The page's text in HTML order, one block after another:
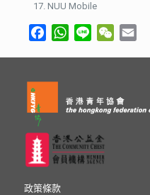
NUU Mobile
FacebookWhatsApp
Line WeChat
政策條款